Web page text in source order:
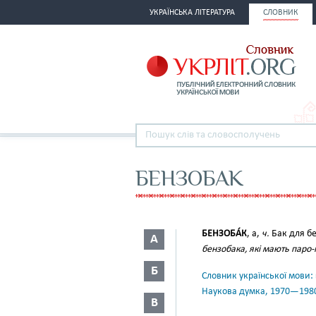
УКРАЇНСЬКА ЛІТЕРАТУРА СЛОВНИК
БЕНЗОБАК
А
Б
В
БЕНЗОБА́К, а, ч. Бак для
бензобака, які мають
Словник української
Наукова думка,